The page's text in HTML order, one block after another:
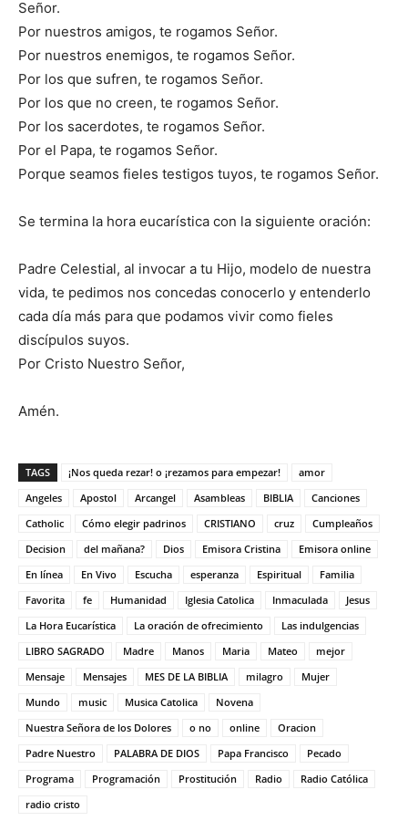
Señor.
Por nuestros amigos, te rogamos Señor.
Por nuestros enemigos, te rogamos Señor.
Por los que sufren, te rogamos Señor.
Por los que no creen, te rogamos Señor.
Por los sacerdotes, te rogamos Señor.
Por el Papa, te rogamos Señor.
Porque seamos fieles testigos tuyos, te rogamos Señor.
Se termina la hora eucarística con la siguiente oración:
Padre Celestial, al invocar a tu Hijo, modelo de nuestra
vida, te pedimos nos concedas conocerlo y entenderlo
cada día más para que podamos vivir como fieles
discípulos suyos.
Por Cristo Nuestro Señor,
Amén.
TAGS ¡Nos queda rezar! o ¡rezamos para empezar!
amor
Angeles
Apostol Arcangel Asambleas BIBLIA
Canciones
Catholic
Cómo elegir padrinos CRISTIANO cruz
Cumpleaños
Decision
del mañana? Dios Emisora Cristina
Emisora online
En línea
En Vivo Escucha esperanza Espiritual
Familia
Favorita
fe Humanidad Iglesia Catolica Inmaculada
Jesus
La Hora Eucarística
La oración de ofrecimiento
Las indulgencias
LIBRO SAGRADO
Madre Manos Maria Mateo
mejor
Mensaje
Mensajes MES DE LA BIBLIA milagro
Mujer
Mundo
music Musica Catolica
Novena
Nuestra Señora de los Dolores
o no online
Oracion
Padre Nuestro
PALABRA DE DIOS Papa Francisco
Pecado
Programa
Programación Prostitución Radio
Radio Católica
radio cristo